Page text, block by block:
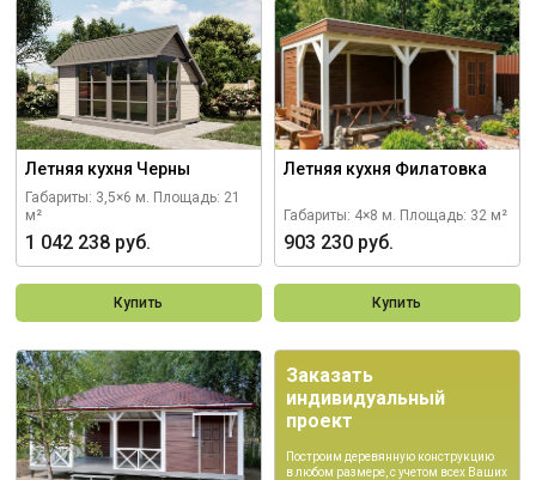
Летняя кухня Черны
Габариты: 3,5×6 м. Площадь: 21
м²
1 042 238 руб.
Купить
Летняя кухня Филатовка
Габариты: 4×8 м. Площадь: 32 м²
903 230 руб.
Купить
Заказать
индивидуальный
проект
Построим деревянную конструкцию
в любом размере, с учетом всех Ваших